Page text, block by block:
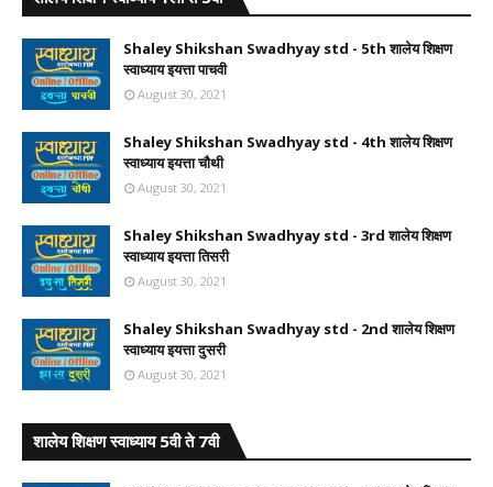
Shaley Shikshan Swadhyay std - 5th शालेय शिक्षण
स्वाध्याय इयत्ता पाचवी
August 30, 2021
Shaley Shikshan Swadhyay std - 4th शालेय शिक्षण
स्वाध्याय इयत्ता चौथी
August 30, 2021
Shaley Shikshan Swadhyay std - 3rd शालेय शिक्षण
स्वाध्याय इयत्ता तिसरी
August 30, 2021
Shaley Shikshan Swadhyay std - 2nd शालेय शिक्षण
स्वाध्याय इयत्ता दुसरी
August 30, 2021
शालेय शिक्षण स्वाध्याय 5वी ते 7वी